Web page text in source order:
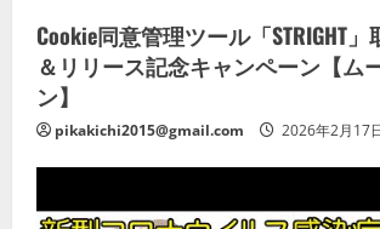
Cookie同意管理ツール「STRIGHT
＆リリース記念キャンペーン【ム
ン】
pikakichi2015@gmail.com 2026年2月17